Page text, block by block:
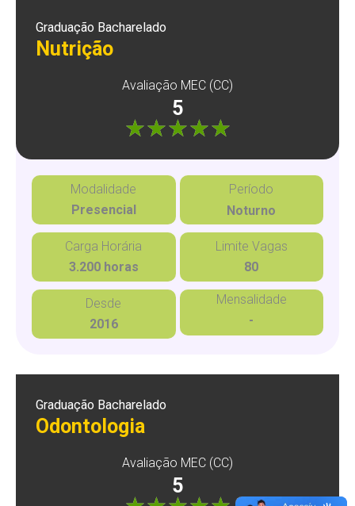
Graduação Bacharelado
Nutrição
Avaliação MEC (CC)
5
Modalidade
Presencial
Período
Noturno
Carga Horária
3.200 horas
Limite Vagas
80
Desde
2016
Mensalidade
-
Graduação Bacharelado
Odontologia
Avaliação MEC (CC)
5